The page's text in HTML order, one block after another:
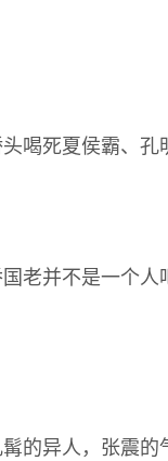
喝死夏侯霸、孔
老并不是一个
的异人，张震的